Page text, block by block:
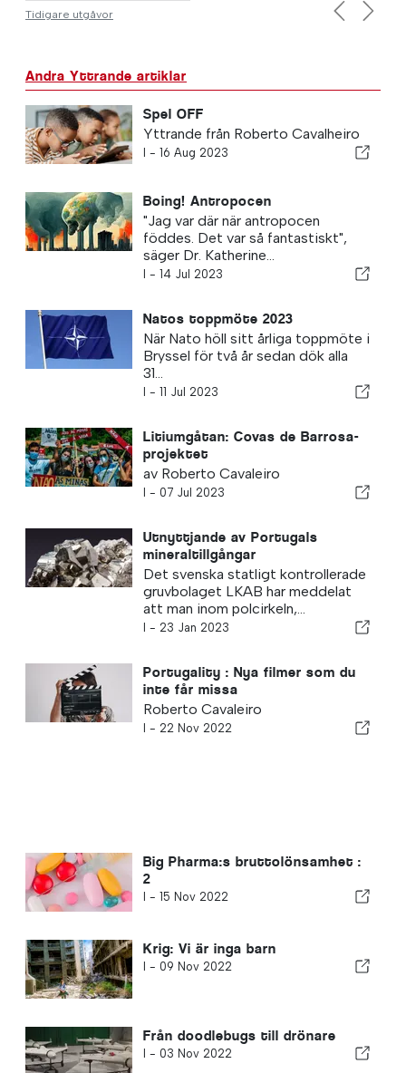
Tidigare utgåvor Previous
Next
Andra Yttrande artiklar
Spel OFF
Yttrande från Roberto Cavalheiro
I - 16 Aug 2023
Boing! Antropocen
"Jag var där när antropocen
föddes. Det var så fantastiskt",
säger Dr. Katherine...
I - 14 Jul 2023
Natos toppmöte 2023
När Nato höll sitt årliga toppmöte i
Bryssel för två år sedan dök alla
31...
I - 11 Jul 2023
Litiumgåtan: Covas de Barrosa-
projektet
av Roberto Cavaleiro
I - 07 Jul 2023
Utnyttjande av Portugals
mineraltillgångar
Det svenska statligt kontrollerade
gruvbolaget LKAB har meddelat
att man inom polcirkeln,...
I - 23 Jan 2023
Portugality : Nya filmer som du
inte får missa
Roberto Cavaleiro
I - 22 Nov 2022
Big Pharma:s bruttolönsamhet :
2
I - 15 Nov 2022
Krig: Vi är inga barn
I - 09 Nov 2022
Från doodlebugs till drönare
I - 03 Nov 2022